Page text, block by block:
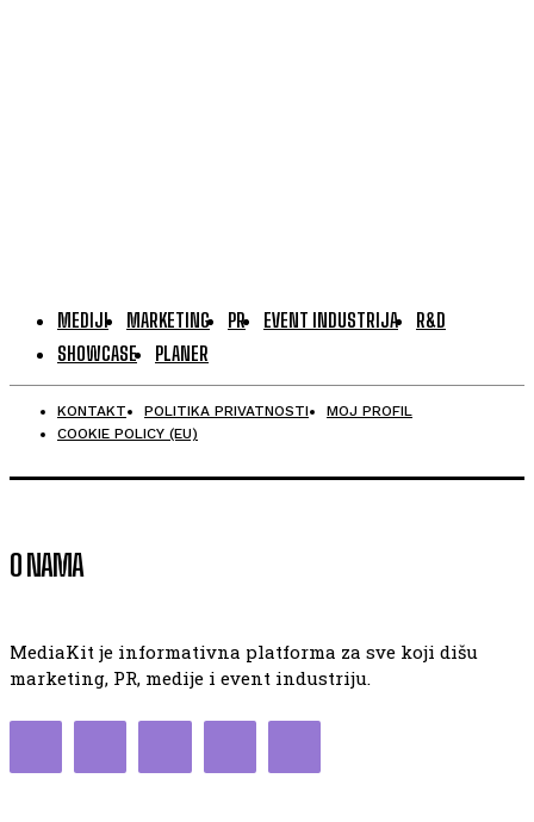
MEDIJI MARKETING PR EVENT INDUSTRIJA
R&D
SHOWCASE
PLANER
KONTAKT POLITIKA PRIVATNOSTI
MOJ PROFIL
COOKIE POLICY (EU)
O NAMA
MediaKit je informativna platforma za sve koji dišu
marketing, PR, medije i event industriju.